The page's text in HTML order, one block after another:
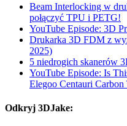
Beam Interlocking w
połączyć TPU i PETG!
YouTube Episode: 3D
Drukarka 3D FDM z
2025)
5 niedrogich skanerów
YouTube Episode: Is
Elegoo Centauri Carbon
Odkryj 3DJake: